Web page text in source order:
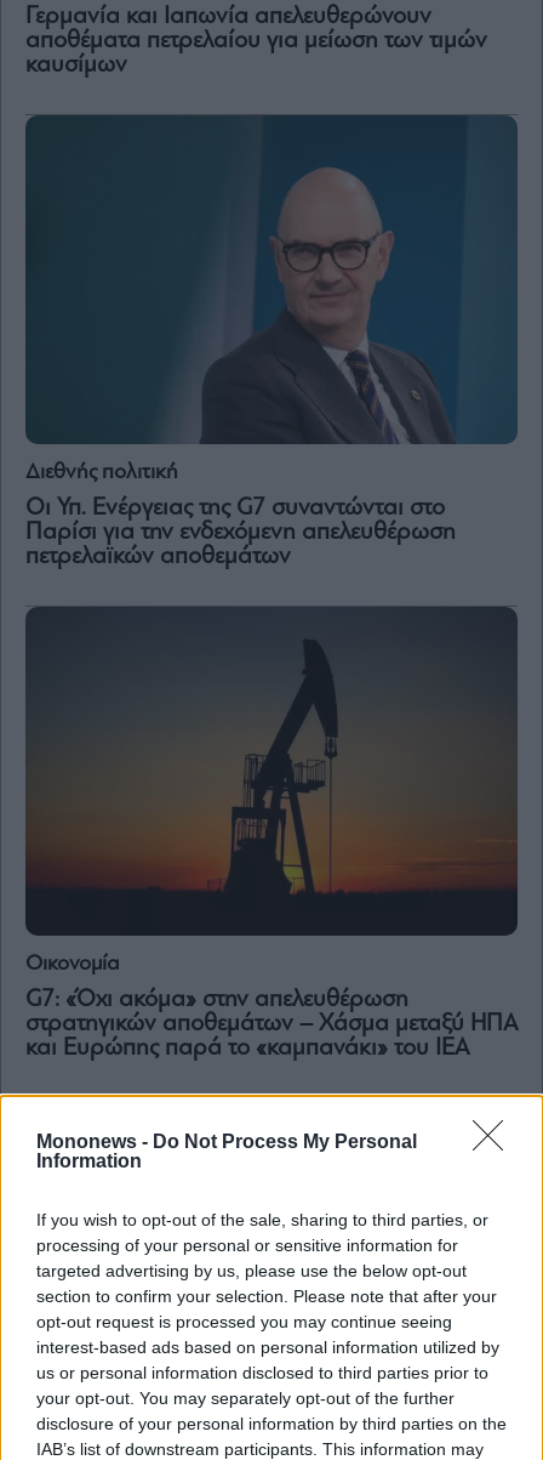
Mononews - Do Not Process My Personal
Information
If you wish to opt-out of the sale, sharing to third parties, or
processing of your personal or sensitive information for
targeted advertising by us, please use the below opt-out
section to confirm your selection. Please note that after your
opt-out request is processed you may continue seeing
interest-based ads based on personal information utilized by
us or personal information disclosed to third parties prior to
your opt-out. You may separately opt-out of the further
disclosure of your personal information by third parties on the
IAB’s list of downstream participants. This information may
Γερμανία και Ιαπωνία απελευθερώνουν
αποθέματα πετρελαίου για μείωση των τιμών
καυσίμων
Διεθνής πολιτική
Οι Υπ. Ενέργειας της G7 συναντώνται στο
Παρίσι για την ενδεχόμενη απελευθέρωση
πετρελαϊκών αποθεμάτων
Οικονομία
G7: «Όχι ακόμα» στην απελευθέρωση
στρατηγικών αποθεμάτων – Χάσμα μεταξύ ΗΠΑ
και Ευρώπης παρά το «καμπανάκι» του IEA